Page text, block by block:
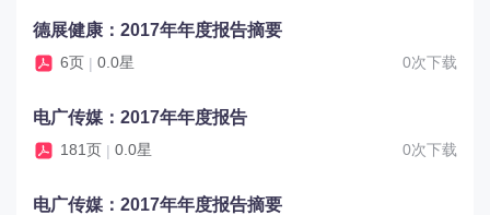
德展健康：2017年年度报告摘要
6页 | 0.0星 0次下载
电广传媒：2017年年度报告
181页 | 0.0星 0次下载
电广传媒：2017年年度报告摘要